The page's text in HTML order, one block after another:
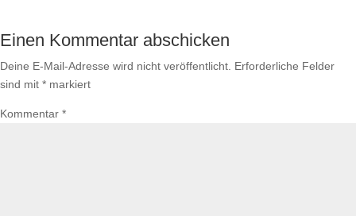
Einen Kommentar abschicken
Deine E-Mail-Adresse wird nicht veröffentlicht. Erforderliche Felder
sind mit * markiert
Kommentar *